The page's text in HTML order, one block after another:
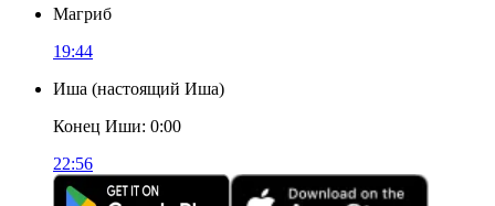
Магриб
19:44
Иша (настоящий Иша)
Конец Иши: 0:00
22:56